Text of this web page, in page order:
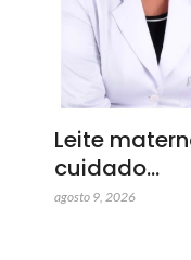
Leite
cuidado…
agosto 9, 2026